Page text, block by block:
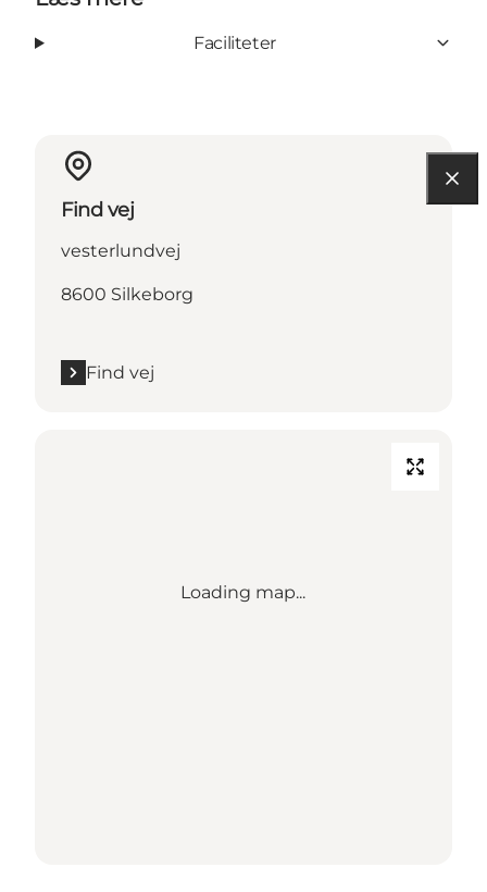
Faciliteter
Find vej
vesterlundvej
8600 Silkeborg
Find vej
Loading map...